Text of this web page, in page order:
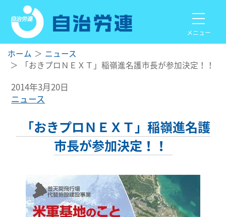
メニュー
ホーム
ニュース
「おきプロＮＥＸＴ」稲嶺進名護市長が参加決定！！
2014年3月20日
ニュース
「おきプロＮＥＸＴ」稲嶺進名護
市長が参加決定！！